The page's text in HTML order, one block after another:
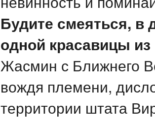
Будите смеяться, в
одной красавицы
Жасмин с Ближнего
вождя племени,
территории штата